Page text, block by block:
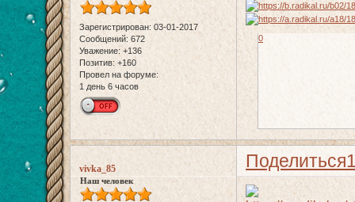
Зарегистрирован: 03-01-2017
Сообщений: 672
Уважение: +136
Позитив: +160
Провел на форуме:
1 день 6 часов
0
Поделиться
vivka_85
Наш человек